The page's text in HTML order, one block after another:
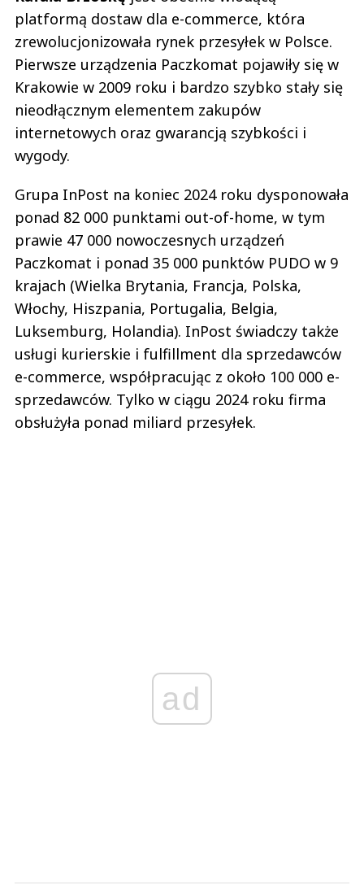
platformą dostaw dla e-commerce, która
zrewolucjonizowała rynek przesyłek w Polsce.
Pierwsze urządzenia Paczkomat pojawiły się w
Krakowie w 2009 roku i bardzo szybko stały się
nieodłącznym elementem zakupów
internetowych oraz gwarancją szybkości i
wygody.
Grupa InPost na koniec 2024 roku dysponowała
ponad 82 000 punktami out-of-home, w tym
prawie 47 000 nowoczesnych urządzeń
Paczkomat i ponad 35 000 punktów PUDO w 9
krajach (Wielka Brytania, Francja, Polska,
Włochy, Hiszpania, Portugalia, Belgia,
Luksemburg, Holandia). InPost świadczy także
usługi kurierskie i fulfillment dla sprzedawców
e-commerce, współpracując z około 100 000 e-
sprzedawców. Tylko w ciągu 2024 roku firma
obsłużyła ponad miliard przesyłek.
ad